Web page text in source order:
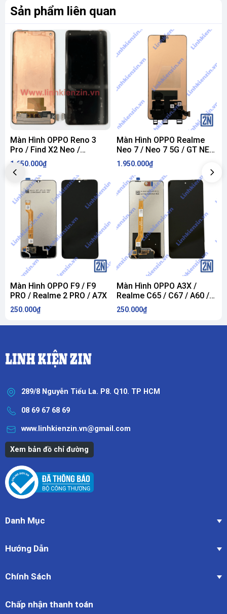
Sản phẩm liên quan
Màn Hình OPPO Reno 3
Pro / Find X2 Neo /
OnePlus 8 ZIN
1.650.000₫
Màn Hình OPPO Realme
Neo 7 / Neo 7 5G / GT NEO
7 ZIN
1.950.000₫
Màn Hình OPPO F9 / F9
PRO / Realme 2 PRO / A7X
250.000₫
Màn Hình OPPO A3X /
Realme C65 / C67 / A60 /
V60 / X60 / Realme 12X
250.000₫
289/8 Nguyễn Tiểu La. P8. Q10. TP HCM
08 69 67 68 69
www.linhkienzin.vn@gmail.com
Xem bản đồ chỉ đường
Danh Mục
Hướng Dẫn
Chính Sách
Chấp nhận thanh toán